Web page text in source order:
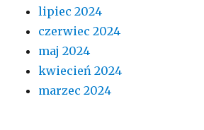
lipiec 2024
czerwiec 2024
maj 2024
kwiecień 2024
marzec 2024